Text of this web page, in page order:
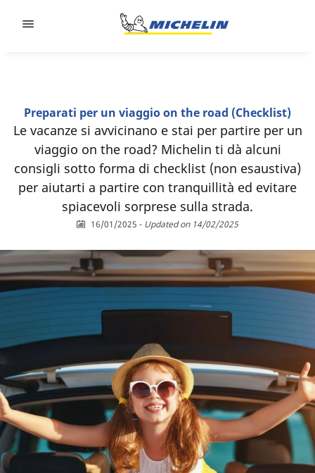
Preparati per un viaggio on the road (Checklist)
Le vacanze si avvicinano e stai per partire per un
viaggio on the road? Michelin ti dà alcuni
consigli sotto forma di checklist (non esaustiva)
per aiutarti a partire con tranquillità ed evitare
spiacevoli sorprese sulla strada.
16/01/2025 - Updated on 14/02/2025